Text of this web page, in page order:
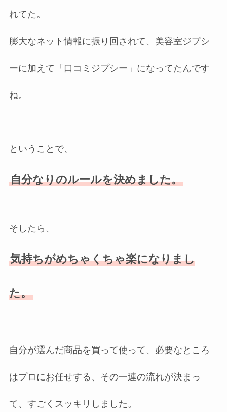
れてた。
膨大なネット情報に振り回されて、美容室ジプシ
ーに加えて「口コミジプシー」になってたんです
ね。
ということで、
自分なりのルールを決めました。
そしたら、
気持ちがめちゃくちゃ楽になりまし
た。
自分が選んだ商品を買って使って、必要なところ
はプロにお任せする、その一連の流れが決まっ
て、すごくスッキリしました。